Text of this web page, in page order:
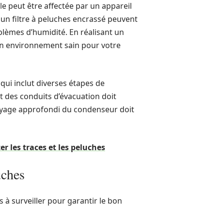
peut être affectée par un appareil
filtre à peluches encrassé peuvent
d’humidité. En réalisant un
environnement sain pour votre
inclut diverses étapes de
conduits d’évacuation doit
approfondi du condenseur doit
les traces et les peluches
à surveiller pour garantir le bon